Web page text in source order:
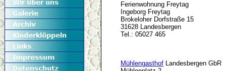
Ferienwohnung Freytag
Ingeborg Freytag
Brokeloher Dorfstraße 15
31628 Landesbergen
Tel.: 05027 465
Mühlengasthof Landesbergen GbR